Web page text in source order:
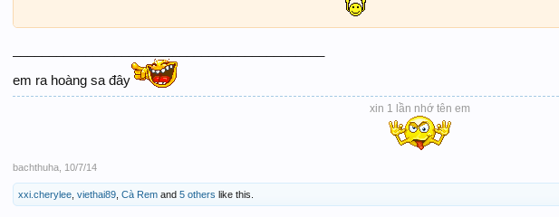
em ra hoàng sa đây
xin 1 lần nhớ tên em
bachthuha 10/7/14
xxi.cherylee viethai89 Cà Rem and 5 others like this.